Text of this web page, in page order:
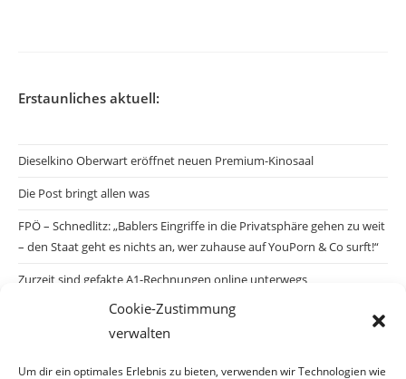
Cookie-Zustimmung
verwalten
Um dir ein optimales Erlebnis zu bieten, verwenden wir Technologien wie
Erstaunliches aktuell:
Dieselkino Oberwart eröffnet neuen Premium-Kinosaal
Die Post bringt allen was
FPÖ – Schnedlitz: „Bablers Eingriffe in die Privatsphäre gehen zu weit
– den Staat geht es nichts an, wer zuhause auf YouPorn & Co surft!“
Zurzeit sind gefakte A1-Rechnungen online unterwegs
Salzburgs Juden und ihre Sicherheit: „Erst nach einem Anschlag wäre
die Gefahr endlich konkret!“
Biologisches Wunder in Ceuta